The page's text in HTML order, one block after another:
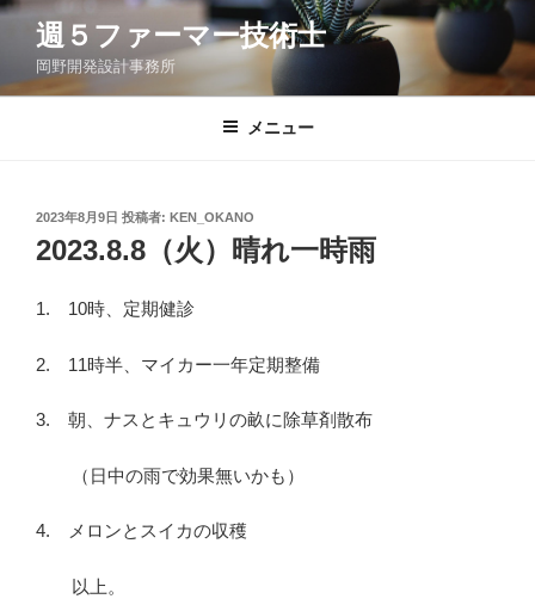
コ
ン
週５ファーマー技術士
岡野開発設計事務所
メニュー
投
稿
日:
2023年8月9日 投稿者: KEN_OKANO
2023.8.8（火）晴れ一時雨
1. 10時、定期健診
2. 11時半、マイカー一年定期整備
3. 朝、ナスとキュウリの畝に除草剤散布
（日中の雨で効果無いかも）
4. メロンとスイカの収穫
以上。